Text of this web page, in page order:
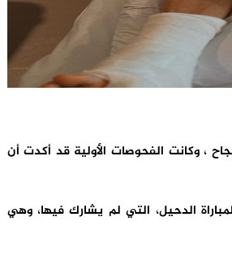
، وكانت الفحوصات الأولية قد أكدت أن
الدحيل، التي لم يشارك فيها، وهي